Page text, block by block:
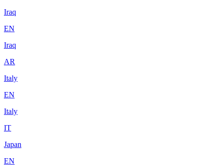
Iraq
EN
Iraq
AR
Italy
EN
Italy
IT
Japan
EN